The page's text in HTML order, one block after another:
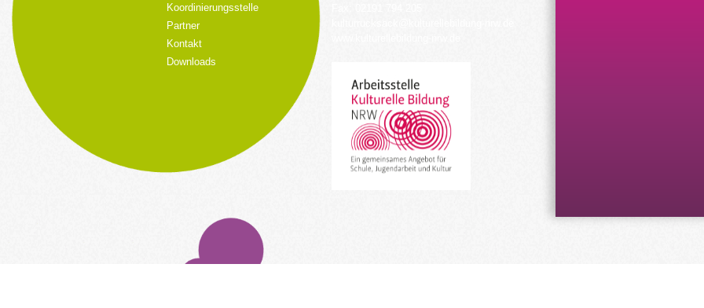
Koordinierungsstelle
Partner
Kontakt
Downloads